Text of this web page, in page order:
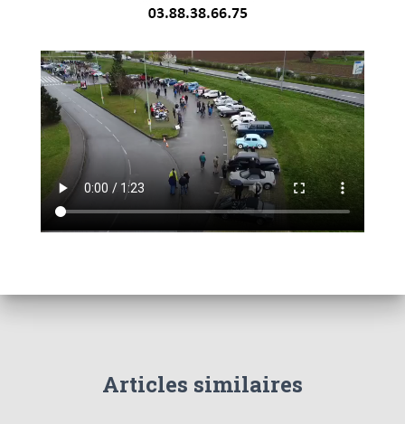
Articles similaires